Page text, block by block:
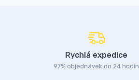
Rychlá expedice
97% objednávek do 24 hodin